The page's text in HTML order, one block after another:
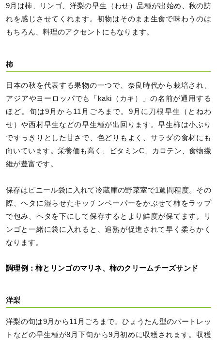
9月は柿、リンゴ、洋梨の早生（わせ）品種が出始め、秋の訪
れを感じさせてくれます。初物はそのまま生食で味わうのは
もちろん、料理のアクセントにもなります。
柿
日本の秋を代表する果物の一つで、奈良時代から栽培され、
アジアやヨーロッパでも「kaki（カキ）」の名前が通用する
ほど。旬は9月から11月ごろまで。9月に刀根早生（とねわ
せ）や西村早生などの早生種が出回ります。早生柿は小ぶり
ですっきりとした甘さで、色どりもよく、サラダの食材にも
向いています。栄養価も高く、ビタミンC、カロテン、食物繊
維が豊富です。
保存はビニール袋に入れて冷蔵庫の野菜室で1週間程度。その
際、ヘタに湿らせたキッチンペーパーをかぶせて柿をラップ
で包み、ヘタを下にして保存するとより鮮度が保てます。リ
ンゴと一緒に袋に入れると、追熟が促進されて早く柔らかく
なります。
調理例：柿とリンゴのマリネ、柿のクリームチーズサンド
洋梨
洋梨の旬は9月から11月ごろまで。ひょうたん型のバートレッ
トなどの早生種が8月下旬から9月初めに収穫されます。収穫